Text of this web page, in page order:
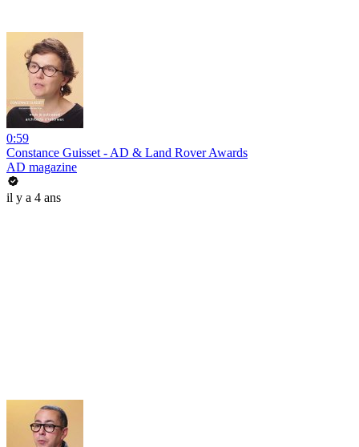
0:59
Constance Guisset - AD & Land Rover Awards
AD magazine
il y a 4 ans